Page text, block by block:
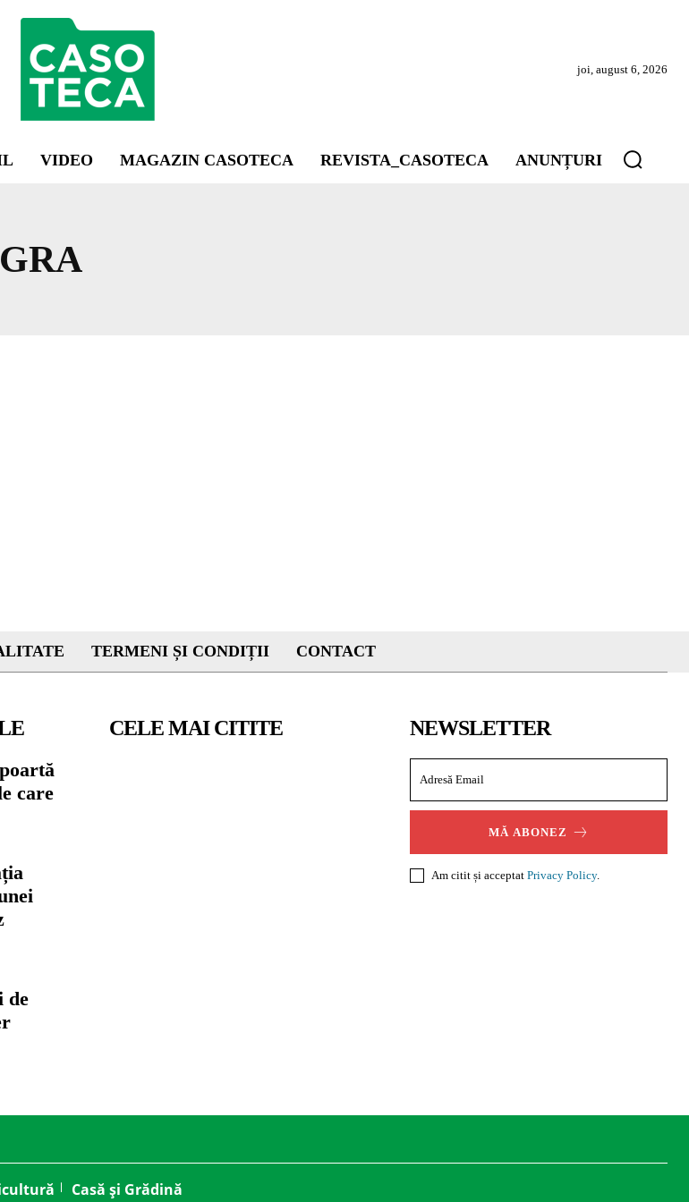
joi, august 6, 2026
VIDEO MAGAZIN CASOTECA REVISTA_CASOTECA ANUNȚURI
TERMENI ȘI CONDIȚII CONTACT
care
de
CELE MAI CITITE NEWSLETTER
MĂ ABONEZ
Am citit și acceptat Privacy Policy.
Casă și Grădină